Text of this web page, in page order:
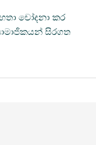
චෝදනා කර
සිරගත